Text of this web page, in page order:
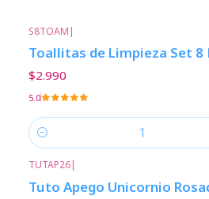
S8TOAM |
Toallitas de Limpieza Set 8
$2.990
5.0
Cantidad
TUTAP26|
Tuto Apego Unicornio